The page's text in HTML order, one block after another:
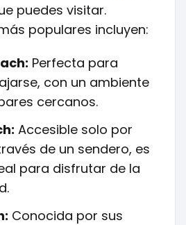
puedes visitar.
populares incluyen:
Perfecta para
con un ambiente
cercanos.
Accesible solo por
de un sendero, es
para disfrutar de la
Conocida por sus